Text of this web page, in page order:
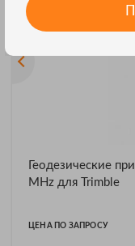
Геодезические
MHz для Trimble
ЦЕНА ПО ЗАПРОСУ